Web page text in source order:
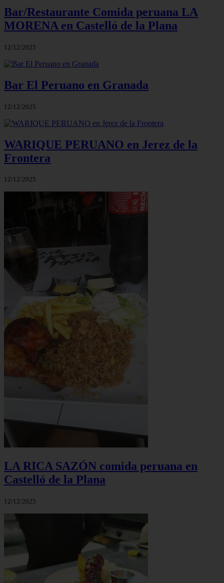
Bar/Restaurante Comida peruana LA
MORENA en Castelló de la Plana
12/12/2025
Bar El Peruano en Granada
12/12/2025
WARIQUE PERUANO en Jerez de la
Frontera
12/12/2025
LA RICA SAZÓN comida peruana en
Castelló de la Plana
12/12/2025